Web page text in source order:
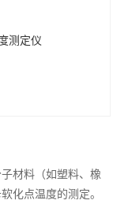
材料（如塑料、橡
化点温度的测定。